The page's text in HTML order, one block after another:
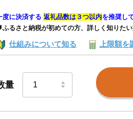
度に決済する 返礼品数は３つ以内を推奨し
ふるさと納税が初めての方、詳しく知りた
仕組みについて知る 上限額を
量